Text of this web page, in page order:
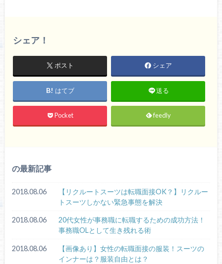
シェア！
ポスト シェア
はてブ 送る
Pocket feedly
の最新記事
2018.08.06
【リクルートスーツは転職面接OK？】リクルー
トスーツしかない緊急事態を解決
2018.08.06
20代女性が事務職に転職するための成功方法！
事務職OLとして生き残れる術
2018.08.06
【画像あり】女性の転職面接の服装！スーツの
インナーは？服装自由とは？